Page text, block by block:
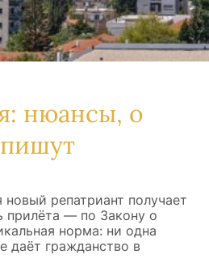
нюансы, о
репатриант получает
прилёта — по Закону о
норма: ни одна
даёт гражданство в